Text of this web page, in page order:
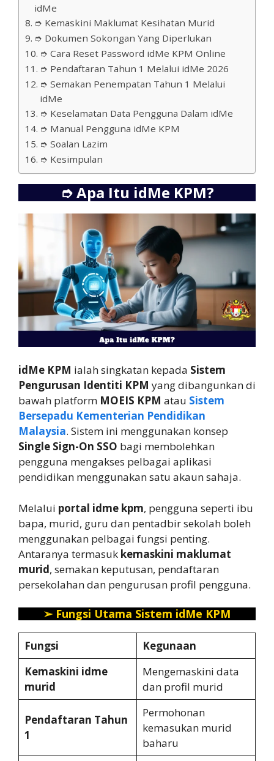
idMe
➮ Kemaskini Maklumat Kesihatan Murid
➮ Dokumen Sokongan Yang Diperlukan
➮ Cara Reset Password idMe KPM Online
➮ Pendaftaran Tahun 1 Melalui idMe 2026
➮ Semakan Penempatan Tahun 1 Melalui
idMe
➮ Keselamatan Data Pengguna Dalam idMe
➮ Manual Pengguna idMe KPM
➮ Soalan Lazim
➮ Kesimpulan
➮Apa Itu idMe KPM?
idMe KPM ialah singkatan kepada Sistem
Pengurusan Identiti KPM yang dibangunkan di
bawah platform MOEIS KPM atau Sistem
Bersepadu Kementerian Pendidikan
Malaysia. Sistem ini menggunakan konsep
Single Sign-On SSO bagi membolehkan
pengguna mengakses pelbagai aplikasi
pendidikan menggunakan satu akaun sahaja.
Melalui portal idme kpm, pengguna seperti ibu
bapa, murid, guru dan pentadbir sekolah boleh
menggunakan pelbagai fungsi penting.
Antaranya termasuk kemaskini maklumat
murid, semakan keputusan, pendaftaran
persekolahan dan pengurusan profil pengguna.
➢ Fungsi Utama Sistem idMe KPM
Fungsi
Kegunaan
Kemaskini idme
murid
Mengemaskini data
dan profil murid
Pendaftaran Tahun
1
Permohonan
kemasukan murid
baharu